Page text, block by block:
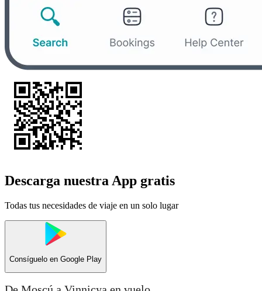
Descarga nuestra App gratis
Todas tus necesidades de viaje en un solo lugar
Consíguelo en Google Play